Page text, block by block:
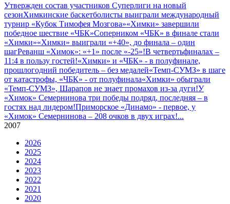
Утвержден состав участников Cуперлиги на новый
сезонХимкинские баскетболисты выиграли международный
турнир «Кубок Тимофея Мозгова»«Химки» завершили
победное шествие «ЧБК»Соперником «ЧБК» в финале стали
«Химки»«Химки» выиграли «+40», до финала – один
шагРеванш «Химок»: «+1» после «-25»!В четвертьфиналах –
11:4 в пользу гостей!«Химки» и «ЧБК» - в полуфинале,
прошлогодний победитель – без медалей«Темп-СУМЗ» в шаге
от катастрофы, «ЧБК» - от полуфинала«Химки» обыграли
«Темп-СУМЗ», Шарапов не знает промахов из-за дуги!У
«Химок» Семернинова три победы подряд, последняя – в
гостях над лидером!Приморское «Динамо» - первое, у
«Химок» Семернинова – 208 очков в двух играх!...
2007
2026
2025
2024
2023
2022
2021
2020